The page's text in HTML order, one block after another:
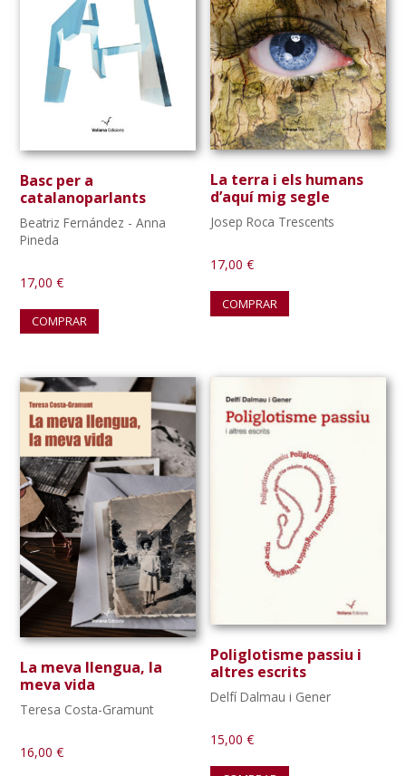
Basc per a
catalanoparlants
Beatriz Fernández - Anna
Pineda
17,00€
COMPRAR
La terra i els humans
d’aquí mig segle
Josep Roca Trescents
17,00€
COMPRAR
La meva llengua, la
meva vida
Teresa Costa-Gramunt
16,00€
Poliglotisme passiu i
altres escrits
Delfí Dalmau i Gener
15,00€